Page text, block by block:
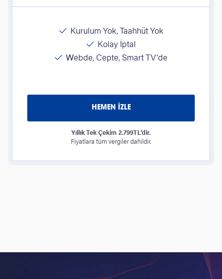
Kurulum Yok, Taahhüt Yok
Kolay İptal
Webde, Cepte, Smart TV'de
HEMEN İZLE
Yıllık Tek Çekim 2.799TL’dir.
Fiyatlara tüm vergiler dahildir.